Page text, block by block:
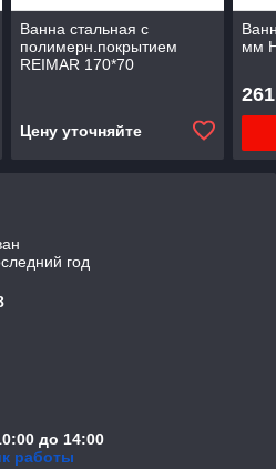
Ванна стальная с
полимерн.покрытием
REIMAR 170*70
Цену уточняйте
мм
год
до 14:00
работы